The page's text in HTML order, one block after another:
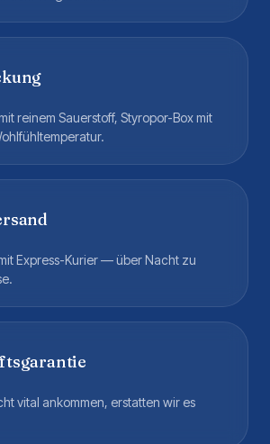
reinem Sauerstoff, Styropor-Box mit
Express-Kurier — über Nacht zu
vital ankommen, erstatten wir es